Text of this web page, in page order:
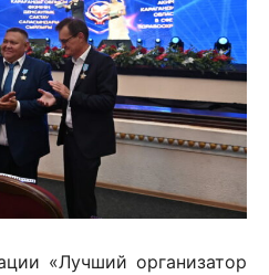
«Лучший организатор